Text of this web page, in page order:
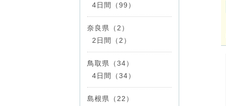
4日間（99）
奈良県（2）
2日間（2）
鳥取県（34）
4日間（34）
島根県（22）